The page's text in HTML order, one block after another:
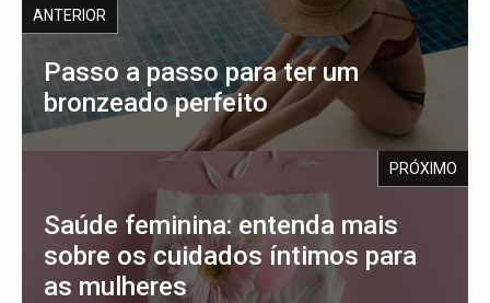
ANTERIOR
Passo a passo para ter um
bronzeado perfeito
PRÓXIMO
Saúde feminina: entenda mais
sobre os cuidados íntimos para
as mulheres